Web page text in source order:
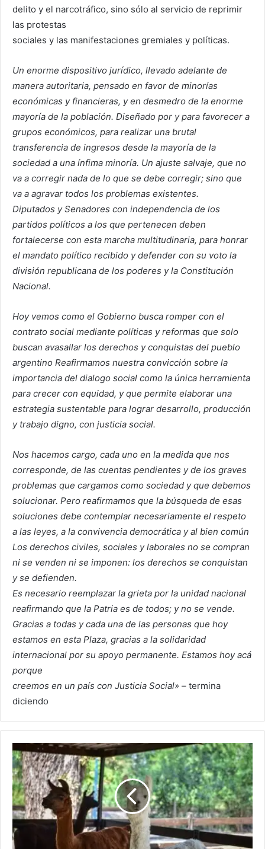
delito y el narcotráfico, sino sólo al servicio de reprimir
las protestas
sociales y las manifestaciones gremiales y políticas.
Un enorme dispositivo jurídico, llevado adelante de
manera autoritaria, pensado en favor de minorías
económicas y financieras, y en desmedro de la enorme
mayoría de la población. Diseñado por y para favorecer a
grupos económicos, para realizar una brutal
transferencia de ingresos desde la mayoría de la
sociedad a una ínfima minoría. Un ajuste salvaje, que no
va a corregir nada de lo que se debe corregir; sino que
va a agravar todos los problemas existentes.
Diputados y Senadores con independencia de los
partidos políticos a los que pertenecen deben
fortalecerse con esta marcha multitudinaria, para honrar
el mandato político recibido y defender con su voto la
división republicana de los poderes y la Constitución
Nacional.
Hoy vemos como el Gobierno busca romper con el
contrato social mediante políticas y reformas que solo
buscan avasallar los derechos y conquistas del pueblo
argentino Reafirmamos nuestra convicción sobre la
importancia del dialogo social como la única herramienta
para crecer con equidad, y que permite elaborar una
estrategia sustentable para lograr desarrollo, producción
y trabajo digno, con justicia social.
Nos hacemos cargo, cada uno en la medida que nos
corresponde, de las cuentas pendientes y de los graves
problemas que cargamos como sociedad y que debemos
solucionar. Pero reafirmamos que la búsqueda de esas
soluciones debe contemplar necesariamente el respeto
a las leyes, a la convivencia democrática y al bien común
Los derechos civiles, sociales y laborales no se compran
ni se venden ni se imponen: los derechos se conquistan
y se defienden.
Es necesario reemplazar la grieta por la unidad nacional
reafirmando que la Patria es de todos; y no se vende.
Gracias a todas y cada una de las personas que hoy
estamos en esta Plaza, gracias a la solidaridad
internacional por su apoyo permanente. Estamos hoy acá
porque
creemos en un país con Justicia Social» – termina
diciendo